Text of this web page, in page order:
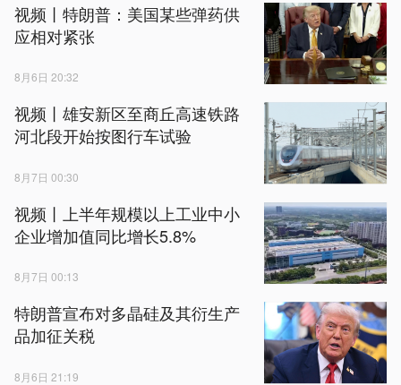
视频丨特朗普：美国某些弹药供
应相对紧张
8月6日 20:32
视频丨雄安新区至商丘高速铁路
河北段开始按图行车试验
8月7日 00:30
视频丨上半年规模以上工业中小
企业增加值同比增长5.8%
8月7日 00:13
特朗普宣布对多晶硅及其衍生产
品加征关税
8月6日 21:19